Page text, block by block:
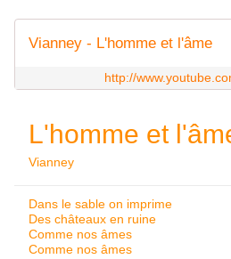
Vianney - L'homme et l'âme
http://
L'homme et
Vianney
Dans le sable on imprime
Des châteaux en ruine
Comme nos âmes
Comme nos âmes